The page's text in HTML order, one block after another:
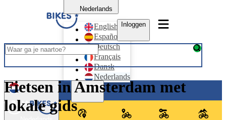
Nederlands
English
Español
Deutsch
Français
Dansk
Nederlands
Inloggen
Inloggen
Fietsen in Amsterdam met
lokale gids